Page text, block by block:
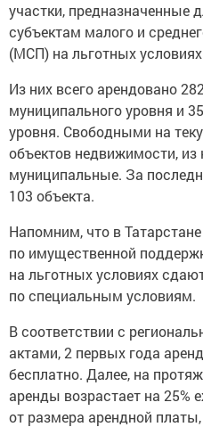
участки, предназначенные
субъектам малого и
(МСП) на льготных
Из них всего арендовано
муниципального уровня и
уровня. Свободными на
объектов недвижимости,
муниципальные. За
103 объекта.
Напомним, что в
по имущественной
на льготных условиях
по специальным условиям.
В соответствии с
актами, 2 первых года
бесплатно. Далее, на
аренды возрастает на 25%
от размера арендной